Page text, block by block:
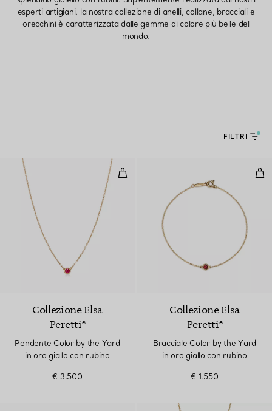
esperti artigiani, la nostra collezione di anelli, collane, bracciali e
orecchini è caratterizzata dalle gemme di colore più belle del
mondo.
FILTRI
Pendente Color by the Yard in
Collezione Elsa
Peretti®
Pendente Color by the Yard
in oro giallo con rubino
€ 3.500
Collezione Elsa
Peretti®
Bracciale Color by the Yard
in oro giallo con rubino
€ 1.550